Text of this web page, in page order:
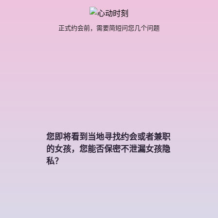
正式约会前，需要简短问您几个问题
您即将看到当地寻找约会或者兼职
的女孩，您能否保密不泄漏女孩隐
私？